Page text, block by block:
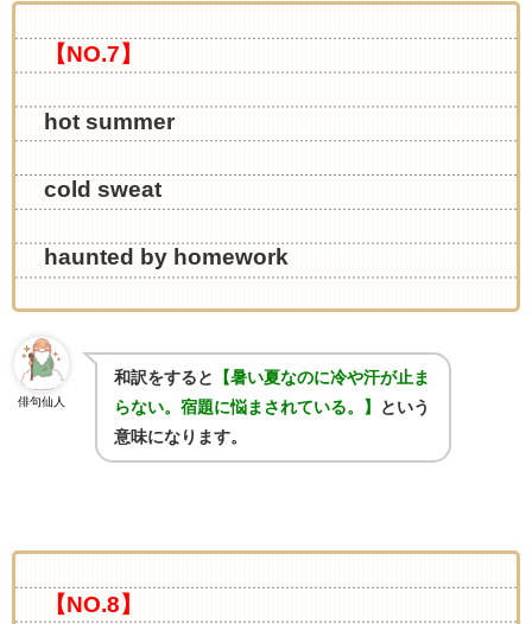
【NO.7】
hot summer
cold sweat
haunted by homework
俳句仙人
和訳をすると
【暑い夏なのに冷や汗が止ま
らない。宿題に悩まされている。】
という
意味になります。
【NO.8】